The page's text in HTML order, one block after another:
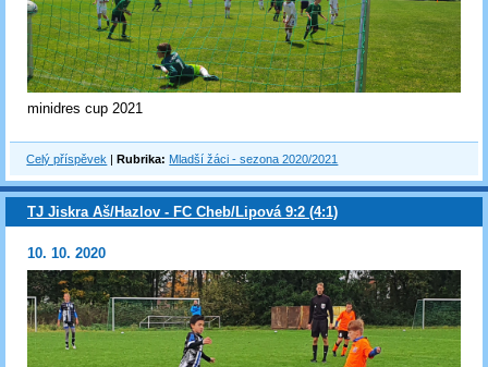
minidres cup 2021
Celý příspěvek Rubrika: Mladší žáci - sezona 2020/2021
TJ Jiskra Aš/Hazlov - FC Cheb/Lipová 9:2 (4:1)
10. 10. 2020